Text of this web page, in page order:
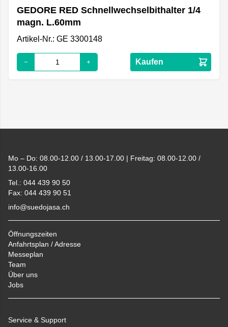
GEDORE RED Schnellwechselbithalter 1/4
magn. L.60mm
Artikel-Nr.: GE 3300148
Kaufen
Mo – Do: 08.00-12.00 / 13.00-17.00 | Freitag: 08.00-12.00 /
13.00-16.00
Tel.: 044 439 90 50
Fax: 044 439 90 51
info@suedojasa.ch
Öffnungszeiten
Anfahrtsplan / Adresse
Messeplan
Team
Über uns
Jobs
Service & Support